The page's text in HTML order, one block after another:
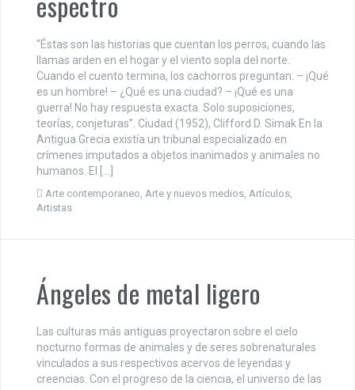
“Éstas son las historias que cuentan los perros, cuando las
llamas arden en el hogar y el viento sopla del norte.
Cuando el cuento termina, los cachorros preguntan: – ¡Qué
es un hombre! – ¿Qué es una ciudad? – ¡Qué es una
guerra! No hay respuesta exacta. Solo suposiciones,
teorías, conjeturas”. Ciudad (1952), Clifford D. Simak En la
Antigua Grecia existía un tribunal especializado en
crímenes imputados a objetos inanimados y animales no
humanos. El […]
Arte contemporaneo Arte y nuevos medios Artículos
Artistas
Ángeles de metal ligero
Las culturas más antiguas proyectaron sobre el cielo
nocturno formas de animales y de seres sobrenaturales
vinculados a sus respectivos acervos de leyendas y
creencias. Con el progreso de la ciencia, el universo de las